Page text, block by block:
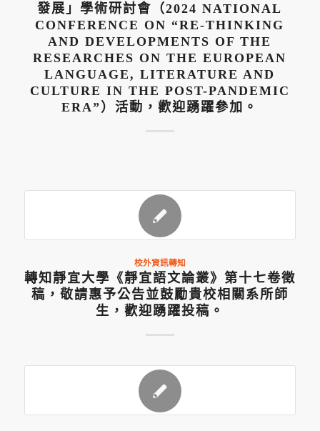
發展」學術研討會（2024 NATIONAL
CONFERENCE ON “RE-THINKING
AND DEVELOPMENTS OF THE
RESEARCHES ON THE EUROPEAN
LANGUAGE, LITERATURE AND
CULTURE IN THE POST-PANDEMIC
ERA”）活動，歡迎踴躍參加。
校外資訊轉知
轉知靜宜大學《靜宜語文論叢》第十七卷徵
稿，敬請惠予公告並鼓勵貴校相關系所師
生，歡迎踴躍投稿。